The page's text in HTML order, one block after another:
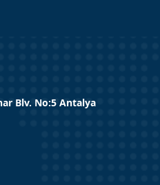
Blv. No:5 Antalya